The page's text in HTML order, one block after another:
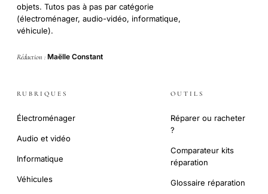
objets. Tutos pas à pas par catégorie
(électroménager, audio-vidéo, informatique,
véhicule).
Rédaction : Maëlle Constant
RUBRIQUES
Électroménager
Audio et vidéo
Informatique
Véhicules
OUTILS
Réparer ou racheter
?
Comparateur kits
réparation
Glossaire réparation